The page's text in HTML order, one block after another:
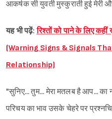
आकर्षक सी युवती मुस्कुराती हुई मेरी
यह भी पढ़ें:रिश्तों को पाने के लिए
(Warning Signs & Signals
Relationship)
"सुनिए... तुम... मेरा मतलब है आप... का
परिचय का भाव उसके चेहरे पर